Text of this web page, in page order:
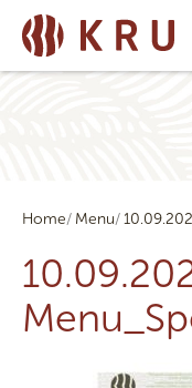
Home Menu